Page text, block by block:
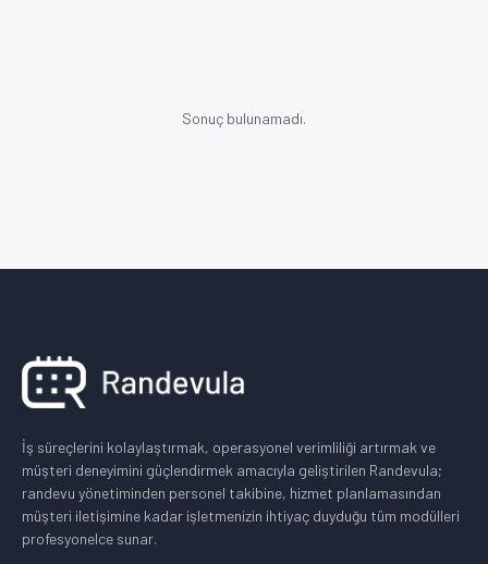
Sonuç bulunamadı.
İş süreçlerini kolaylaştırmak, operasyonel verimliliği artırmak ve
müşteri deneyimini güçlendirmek amacıyla geliştirilen Randevula;
randevu yönetiminden personel takibine, hizmet planlamasından
müşteri iletişimine kadar işletmenizin ihtiyaç duyduğu tüm modülleri
profesyonelce sunar.